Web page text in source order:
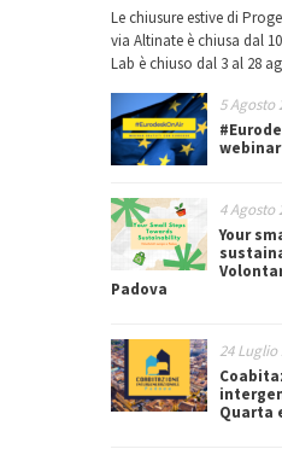
Le chiusure estive di
via Altinate è chiusa dal
Lab è chiuso dal 3 al 28
5 Agosto
webinar
4 Agosto
Your
Padova
24 Luglio
Quarta